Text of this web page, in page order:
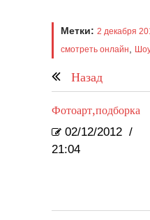
Метки: 2 декабря
смотреть онлайн
Назад
Фотоарт,подборка
02/12/2012 /
21:04